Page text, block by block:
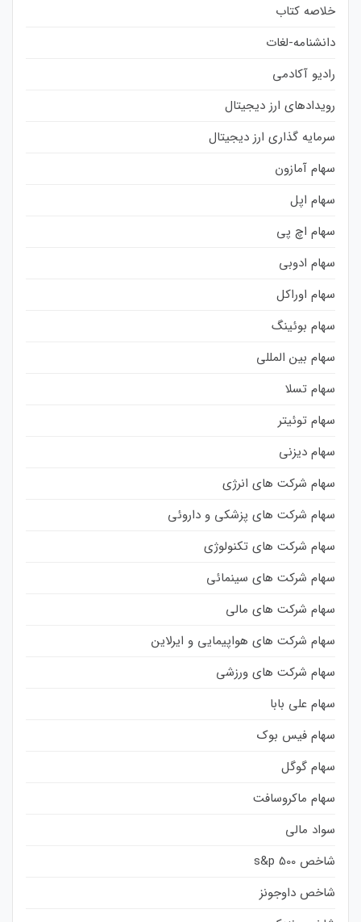
خلاصه کتاب
دانشنامه-لغات
رادیو آکادمی
رویدادهای ارز دیجیتال
سرمایه گذاری ارز دیجیتال
سهام آمازون
سهام اپل
سهام اچ پی
سهام ادوبی
سهام اوراکل
سهام بوئینگ
سهام بین المللی
سهام تسلا
سهام توئیتر
سهام دیزنی
سهام شرکت های انرژی
سهام شرکت های پزشکی و داروئی
سهام شرکت های تکنولوژی
سهام شرکت های سینمائی
سهام شرکت های مالی
سهام شرکت های هواپیمایی و ایرلاین
سهام شرکت های ورزشی
سهام علی بابا
سهام فیس بوک
سهام گوگل
سهام ماکروسافت
سواد مالی
شاخص s&p 500
شاخص داوجونز